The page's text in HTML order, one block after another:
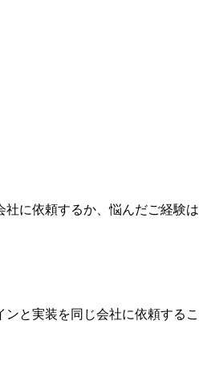
に依頼するか、悩んだご経験は
と実装を同じ会社に依頼する